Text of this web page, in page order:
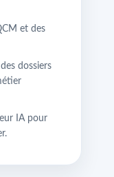
et des
dossiers
IA pour